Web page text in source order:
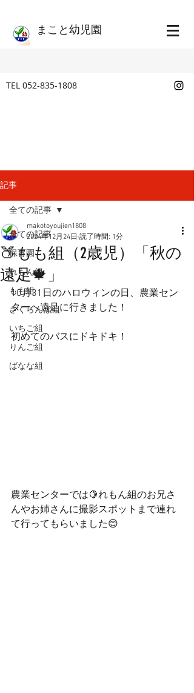
​まこと幼児園
TEL 052-835-1808
記事
全ての記事
保育園
れもん組
もも組
さくらんぼ組
いちご組
りんご組
ばなな組
全ての記事
🍑もも組（2歳児）「秋の
遠足🍁」
makotoyoujien1808
2024年12月24日 読了時間: 1分
10月31日のハロウィンの日、農業セン
ターへ遠足に行きました！
初めてのバスにドキドキ！
農業センターでは🍋れもん組のお兄さ
んやお姉さんに撮影スポットまで連れ
て行ってもらいました😊